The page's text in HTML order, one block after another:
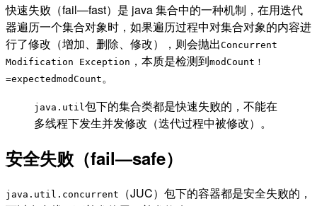
快速失败（fail—fast）是 java 集合中的一种机制，在用迭代
器遍历一个集合对象时，如果遍历过程中对集合对象的内容进
行了修改（增加、删除、修改），则会抛出Concurrent
Modification Exception ，本质是检测到modCount！
=expectedmodCount。
java.util 包下的集合类都是快速失败的，不能在
多线程下发生并发修改（迭代过程中被修改）。
安全失败（fail—safe）
java.util.concurrent
（JUC）包下的容器都是安全失败的，